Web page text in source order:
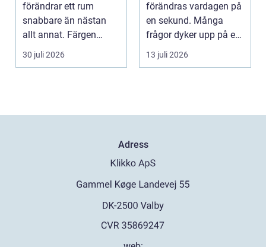
förändrar ett rum
snabbare än nästan
allt annat. Färgen
påverkar hur vi
30 juli 2026
förändras vardagen på
en sekund. Många
frågor dyker upp på en
gång: Vad händer nu...
13 juli 2026
Adress